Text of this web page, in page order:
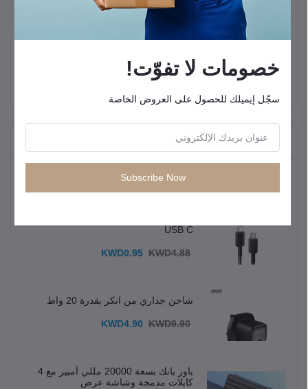
الجودة: ملفات نحاس 100%
لضمان كفاءة التشغيل ومنع ارتفاع
الحرارة.
"المنتجات التي يتم شراؤها بشكل متكرر"
USB C
KWD0.95 KWD4.88
شاحن جداري من انكر بقدرة 20 واط
KWD4.90 KWD9.90
باور بانك بسعة 20000 مللي أمبير مع 4
كابلات مدمجة وشاشة عرض
خصومات لا تفوّت!
سجّل إيميلك للحصول على العروض الخاصة
Subscribe Now